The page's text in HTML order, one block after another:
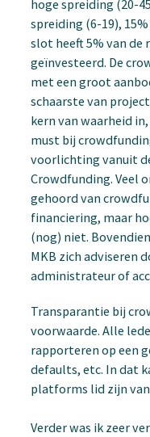
hoge spreiding (20-
spreiding (6-19),
slot heeft 5% van de
geïnvesteerd. De
met een groot
schaarste van
kern van waarheid
must bij
voorlichting vanuit
Crowdfunding. Veel
gehoord van
financiering, maar
(nog) niet.
MKB zich adviseren
administrateur of
Transparantie bij
voorwaarde. Alle
rapporteren op een
defaults, etc. In dat
platforms lid zijn
Verder was ik zeer